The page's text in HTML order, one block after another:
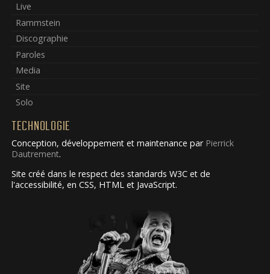
Live
Rammstein
Discographie
Paroles
Media
Site
Solo
TECHNOLOGIE
Conception, développement et maintenance par Pierrick
Dautrement.
Site créé dans le respect des standards W3C et de
l'accessibilité, en CSS, HTML et JavaScript.